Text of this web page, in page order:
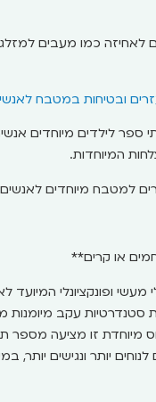
לאחיזה כמו מעבים
ובטיחות במטבח
ספר לילדים מיוחדים
המיוחדות.
למטבח מיוחדים
או קרים**
מעשי ופונקציונלי המיועד
סטנדרטיות עקב מיומנות
מיוחדת זו מציעה מספר
יותר ונגישים יותר,